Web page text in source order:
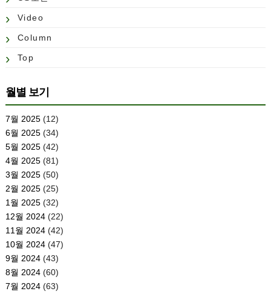
Video
Column
Top
월별 보기
7월 2025(12)
6월 2025(34)
5월 2025(42)
4월 2025(81)
3월 2025(50)
2월 2025(25)
1월 2025(32)
12월 2024(22)
11월 2024(42)
10월 2024(47)
9월 2024(43)
8월 2024(60)
7월 2024(63)